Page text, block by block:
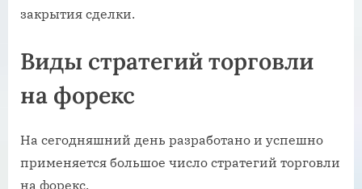
закрытия сделки.
Виды стратегий торговли
на форекс
На сегодняшний день разработано и успешно
применяется большое число стратегий торговли
на форекс.